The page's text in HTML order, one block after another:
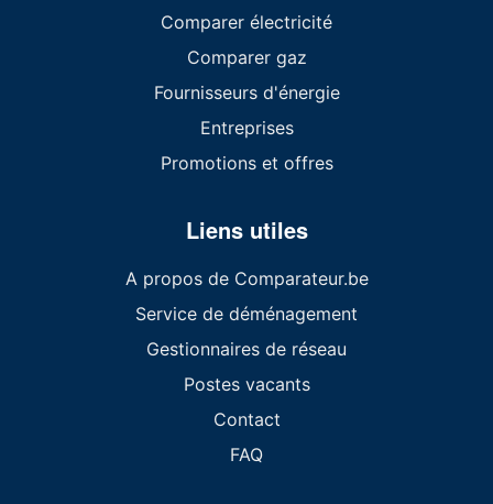
Comparer électricité
Comparer gaz
Fournisseurs d'énergie
Entreprises
Promotions et offres
Liens utiles
A propos de Comparateur.be
Service de déménagement
Gestionnaires de réseau
Postes vacants
Contact
FAQ